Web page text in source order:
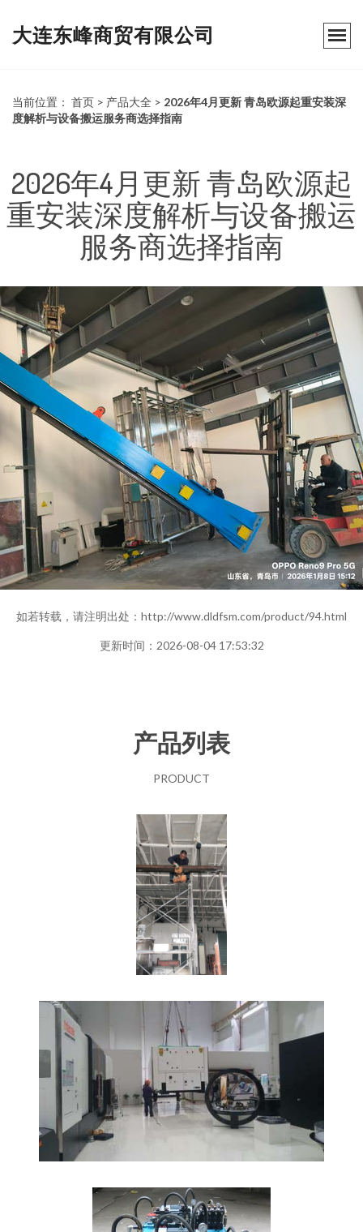
大连东峰商贸有限公司
当前位置： 首页 > 产品大全 > 2026年4月更新 青岛欧源起重安装深
度解析与设备搬运服务商选择指南
2026年4月更新 青岛欧源起
重安装深度解析与设备搬运
服务商选择指南
如若转载，请注明出处：http://www.dldfsm.com/product/94.html
更新时间：2026-08-04 17:53:32
产品列表
PRODUCT